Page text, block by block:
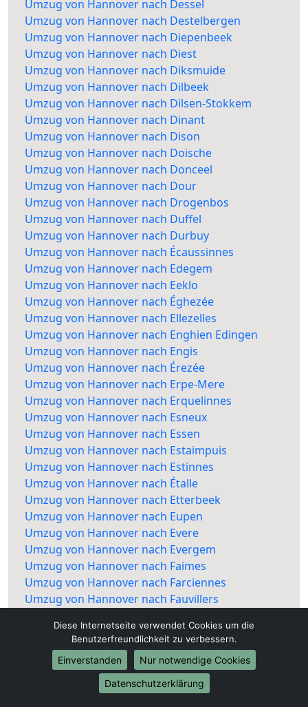
Umzug von Hannover nach Dessel
Umzug von Hannover nach Destelbergen
Umzug von Hannover nach Diepenbeek
Umzug von Hannover nach Diest
Umzug von Hannover nach Diksmuide
Umzug von Hannover nach Dilbeek
Umzug von Hannover nach Dilsen-Stokkem
Umzug von Hannover nach Dinant
Umzug von Hannover nach Dison
Umzug von Hannover nach Doische
Umzug von Hannover nach Donceel
Umzug von Hannover nach Dour
Umzug von Hannover nach Drogenbos
Umzug von Hannover nach Duffel
Umzug von Hannover nach Durbuy
Umzug von Hannover nach Écaussinnes
Umzug von Hannover nach Edegem
Umzug von Hannover nach Eeklo
Umzug von Hannover nach Éghezée
Umzug von Hannover nach Ellezelles
Umzug von Hannover nach Enghien Edingen
Umzug von Hannover nach Engis
Umzug von Hannover nach Érezée
Umzug von Hannover nach Erpe-Mere
Umzug von Hannover nach Erquelinnes
Umzug von Hannover nach Esneux
Umzug von Hannover nach Essen
Umzug von Hannover nach Estaimpuis
Umzug von Hannover nach Estinnes
Umzug von Hannover nach Étalle
Umzug von Hannover nach Etterbeek
Umzug von Hannover nach Eupen
Umzug von Hannover nach Evere
Umzug von Hannover nach Evergem
Umzug von Hannover nach Faimes
Umzug von Hannover nach Farciennes
Umzug von Hannover nach Fauvillers
Umzug von Hannover nach Ferrières
Umzug von Hannover nach Fexhe-le-Haut-
Clocher
Umzug von Hannover nach Flémalle
Umzug von Hannover nach Fléron
Diese Internetseite verwendet Cookies um die
Benutzerfreundlichkeit zu verbessern.
Einverstanden
Nur notwendige Cookies
Datenschutzerklärung